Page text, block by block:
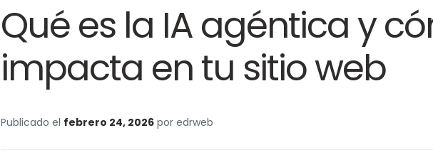
Qué es la IA agéntica y
impacta en tu sitio web
Publicado el febrero 24, 2026por edrweb